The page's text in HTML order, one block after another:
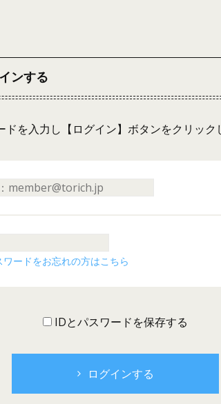
ンする
を入力し【ログイン】ボタンをクリック
ワードをお忘れの方はこちら
IDとパスワードを保存する
ログインする